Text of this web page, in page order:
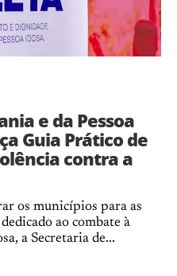
e da Pessoa
Guia Prático de
contra a
os municípios para as
ao combate à
a Secretaria de...